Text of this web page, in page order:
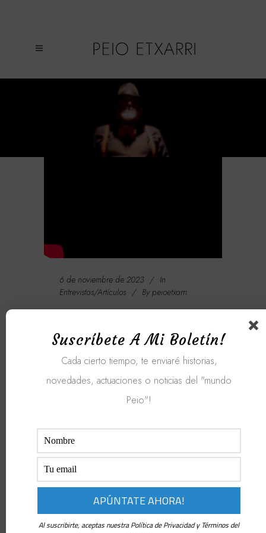
POEMA «RUBAYATAS 3», DE OMAR
KHAYYAM
6 de noviembre de 2023
In
Entrevistas/Artículos
By peioetxarri
POEMA «RUBAYATAS 3»,
DE OMAR KHAYYAM
Rubaiyat es el título que el
Edward Fitzgerald dio a una
colección de poemas de
Omar Khayyam (1048-1131).
La traducción de rubaiyat es
«cuartetos». Otros poetas,
Suscríbete A Mi Boletín!
Cada cierto tiempo, te enviaré historias,
novedades, actuaciones o noticias del "mundo
Peio"!
Al suscribirte, aceptas nuestra Política de Privacidad y Términos del